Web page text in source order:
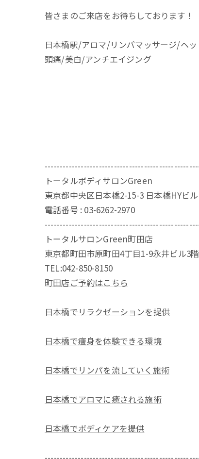
皆さまのご来店をお待ちしております！
日本橋駅/アロマ/リンパマッサージ/ヘ
頭痛/美白/アンチエイジング
トータルボディサロンGreen
東京都中央区日本橋2-15-3 日本橋HYビ
電話番号 : 03-6262-2970
トータルサロンGreen町田店
東京都町田市原町田4丁目1-9永井ビル3階
TEL:042-850-8150
町田店ご予約はこちら
日本橋でリラクゼーションを提供
日本橋で痩身を体験できる環境
日本橋でリンパを流していく施術
日本橋でアロマに癒される施術
日本橋でボディケアを提供